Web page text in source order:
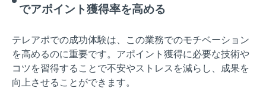
でアポイント獲得率を高める
テレアポでの成功体験は、この業務でのモチベーション
を高めるのに重要です。アポイント獲得に必要な技術や
コツを習得することで不安やストレスを減らし、成果を
向上させることができます。